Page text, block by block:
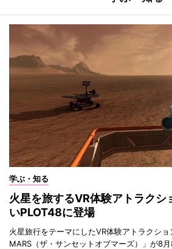
学ぶ・知る
火星を旅するVR体験アトラク
いPLOT48に登場
火星旅行をテーマにしたVR体験アトラクシ
MARS（ザ・サンセットオブマーズ）」が8